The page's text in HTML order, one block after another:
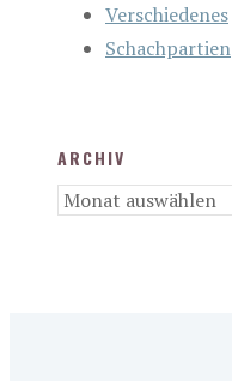
Verschiedenes
Schachpartien
ARCHIV
Archiv